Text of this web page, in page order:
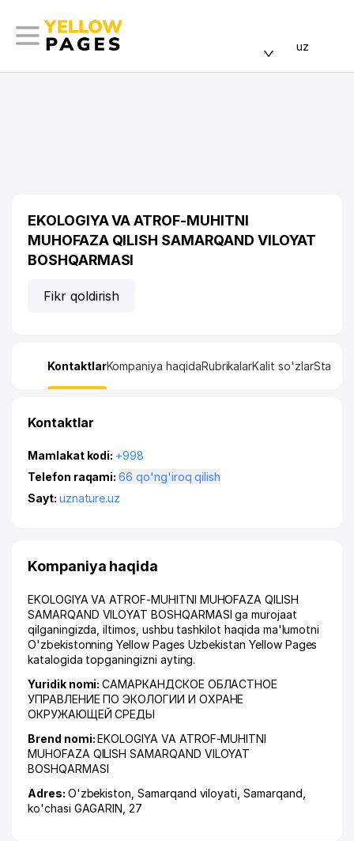
uz
EKOLOGIYA VA ATROF-MUHITNI
MUHOFAZA QILISH SAMARQAND VILOYAT
BOSHQARMASI
Fikr qoldirish
KontaktlarKompaniya haqidaRubrikalarKalit so'zlar
Kontaktlar
Mamlakat kodi: +998
Telefon raqami:
66 qo'ng'iroq qilish
Sayt: uznature.uz
Kompaniya haqida
EKOLOGIYA VA ATROF-MUHITNI MUHOFAZA QILISH
SAMARQAND VILOYAT BOSHQARMASI ga murojaat
qilganingizda, iltimos, ushbu tashkilot haqida ma'lumotni
O'zbekistonning Yellow Pages Uzbekistan Yellow Pages
katalogida topganingizni ayting.
Yuridik nomi:САМАРКАНДСКОЕ ОБЛАСТНОЕ
УПРАВЛЕНИЕ ПО ЭКОЛОГИИ И ОХРАНЕ
ОКРУЖАЮЩЕЙ СРЕДЫ
Brend nomi:EKOLOGIYA VA ATROF-MUHITNI
MUHOFAZA QILISH SAMARQAND VILOYAT
BOSHQARMASI
Adres: O'zbekiston,Samarqand viloyati ,Samarqand
ko'chasi GAGARIN , 27